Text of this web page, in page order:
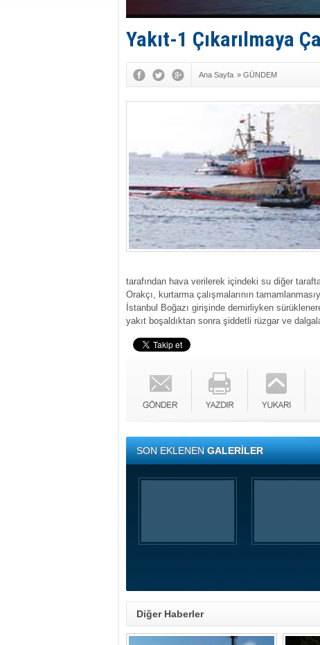
Yakıt-1 Çıkarılmaya
Ana Sayfa » GÜNDEM
tarafından hava verilerek içindeki su diğer
Orakçı, kurtarma çalışmalarının
İstanbul Boğazı girişinde demirliyken
yakıt boşaldıktan sonra şiddetli rüzgar ve
SON EKLENENGALERİLER
Diğer Haberler